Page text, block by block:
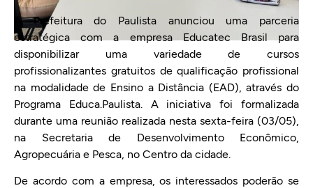
A Prefeitura do Paulista anunciou uma parceria
estratégica com a empresa Educatec Brasil para
disponibilizar uma variedade de cursos
profissionalizantes gratuitos de qualificação profissional
na modalidade de Ensino a Distância (EAD), através do
Programa Educa.Paulista. A iniciativa foi formalizada
durante uma reunião realizada nesta sexta-feira (03/05),
na Secretaria de Desenvolvimento Econômico,
Agropecuária e Pesca, no Centro da cidade.
De acordo com a empresa, os interessados poderão se